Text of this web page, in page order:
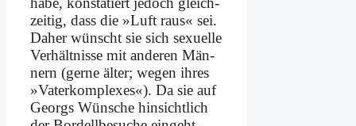
zei­tig, dass die »Luft raus« sei.
Da­her wünscht sie sich se­xu­el­le
Ver­hält­nis­se mit an­de­ren Män­
nern (ger­ne äl­ter; we­gen ih­res
»Vater­komplexes«). Da sie auf
Ge­orgs Wün­sche hin­sicht­lich